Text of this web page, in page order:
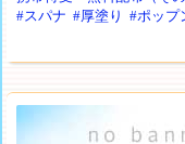
#スパナ #厚塗り #ポップ